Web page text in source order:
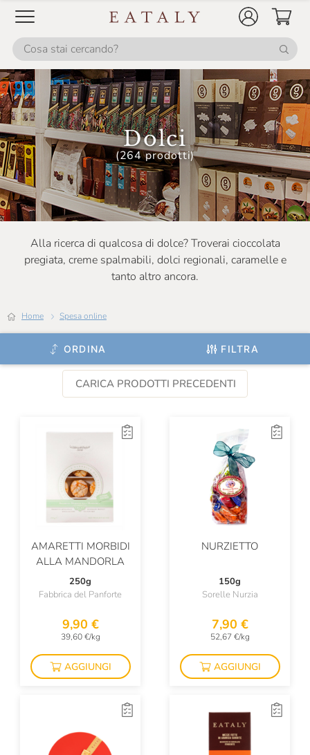
Dolci
(264 prodotti)
Alla ricerca di qualcosa di dolce? Troverai cioccolata
pregiata, creme spalmabili, dolci regionali, caramelle e
tanto altro ancora.
Home Spesa online
ORDINA FILTRA
CARICA PRODOTTI PRECEDENTI
AMARETTI MORBIDI
ALLA MANDORLA
250g
Fabbrica del Panforte
9,90 €
39,60 €/kg
AGGIUNGI
NURZIETTO
150g
Sorelle Nurzia
7,90 €
52,67 €/kg
AGGIUNGI